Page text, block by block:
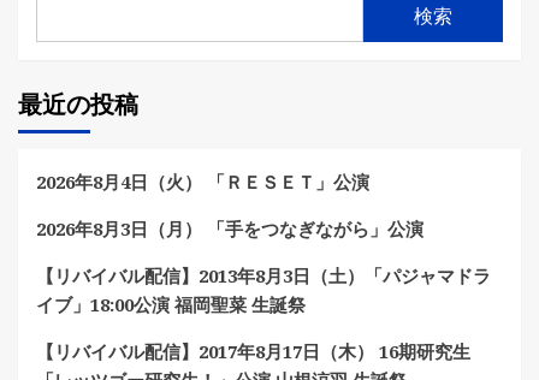
検索
最近の投稿
2026年8月4日（火） 「ＲＥＳＥＴ」公演
2026年8月3日（月） 「手をつなぎながら」公演
【リバイバル配信】2013年8月3日（土）「パジャマドラ
イブ」18:00公演 福岡聖菜 生誕祭
【リバイバル配信】2017年8月17日（木） 16期研究生